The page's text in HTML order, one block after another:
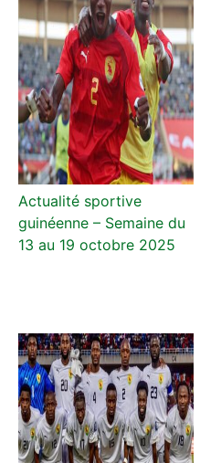
Actualité sportive
guinéenne – Semaine du
13 au 19 octobre 2025